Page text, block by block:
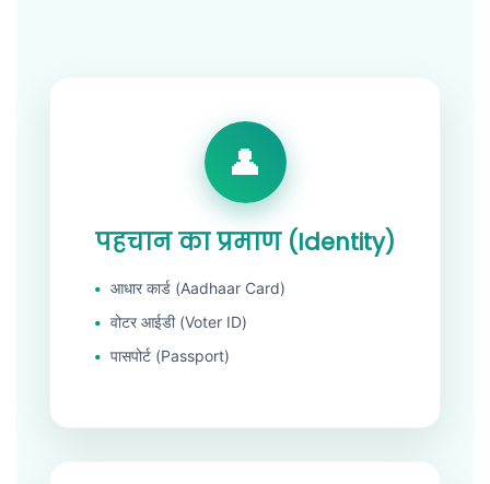
पहचान का प्रमाण (Identity)
आधार कार्ड (Aadhaar Card)
वोटर आईडी (Voter ID)
पासपोर्ट (Passport)